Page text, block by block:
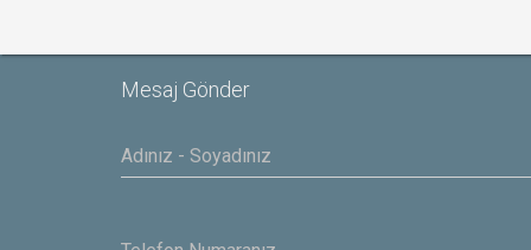
Mesaj Gönder
Yasar